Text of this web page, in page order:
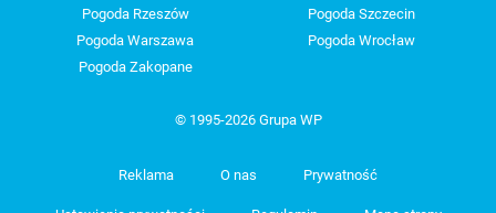
Pogoda Rzeszów
Pogoda Szczecin
Pogoda Warszawa
Pogoda Wrocław
Pogoda Zakopane
© 1995-2026 Grupa WP
Reklama O nas Prywatność